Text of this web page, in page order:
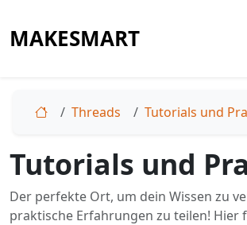
MAKESMART
Threads Tutorials und
Tutorials und
Der perfekte Ort, um dein Wissen zu
praktische Erfahrungen zu teilen! Hier